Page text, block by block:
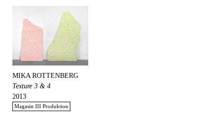
MIKA ROTTENBERG
Texture 3 & 4
2013
Magasin III Produktion